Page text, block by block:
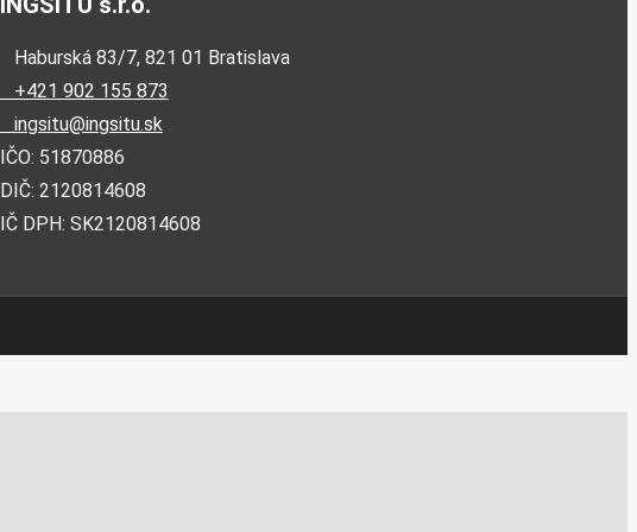
Haburská 83/7, 821 01 Bratislava
+421 902 155 873
ingsitu@ingsitu.sk
IČO: 51870886
DIČ: 2120814608
IČ DPH: SK2120814608